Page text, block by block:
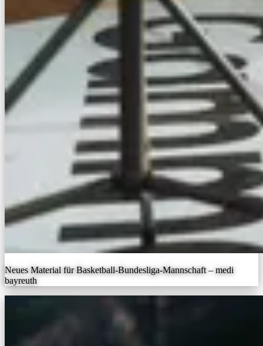
Neues Material für Basketball-Bundesliga-Mannschaft – medi
bayreuth